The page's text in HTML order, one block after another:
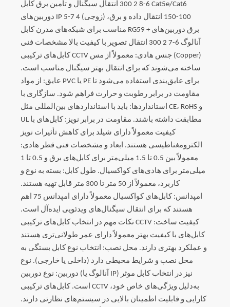
6-8 2 300 انتقال سیگنال و تأمین برق کابل Cat5e/Cat6
دوربین‌های IP 5-7 4 (زوجی) 100-150 انتقال داده و برق،
مناسب برای شبکه‌های مدرن کابل RG59 + برق دوربین‌های
آنالوگ 6-7 2 300 انتقال تصویر با کیفیت بالا مشخصات فنی
کابل‌های ترکیبی CCTV جنس هادی: معمولاً از مس (Copper)
ساخته می‌شوند که برای انتقال بهتر سیگنال مناسب است.
عایق: از مواد PVC یا PE برای عایق‌بندی استفاده می‌شود تا
مقاومت در برابر رطوبت و حرارت فراهم شود. سازگاری با
استانداردها: باید با استانداردهای بین‌المللی مثل CE، RoHS و
UL مطابقت داشته باشند. مقاومت در برابر نویز: کابل‌های با
کیفیت معمولاً دارای شیلد برای کاهش تأثیرات نویز
الکترومغناطیسی هستند. ابعاد و مشخصات فنی قطر هادی:
معمولاً بین 0.5 تا 1.5 میلی‌متر برای کابل‌های برق و 0.5 تا 1
میلی‌متر برای هادی‌های کواکسیال. طول کابل: بسته به نوع و
کاربرد، معمولاً از 50 متر تا 300 متر قابل تهیه هستند.
امپدانس: کابل‌های کواکسیال معمولاً دارای امپدانس 75 اهم
هستند که برای انتقال سیگنال‌های ویدئویی ایده‌آل است.
نکات مهم در انتخاب کابل‌های ترکیبی CCTV کیفیت ساخت:
کابل‌های با کیفیت بهتر معمولاً دارای عمر طولانی‌تری هستند
و عملکرد بهتری دارند. محل نصب: انتخاب نوع کابل بستگی به
محل نصب و شرایط محیطی دارد (داخلی یا خارجی). نوع
دوربین: نوع دوربین (آنالوگ یا IP) نیز در انتخاب کابل موثر
است. کابل‌های ترکیبی CCTV به‌دلیل ویژگی‌های خاص خود،
کارایی و قابلیت اطمینان بالایی در سیستم‌های نظارتی دارند.